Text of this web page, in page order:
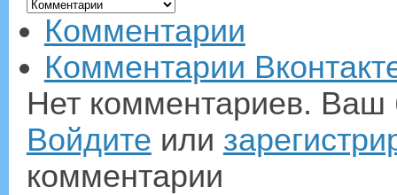
Комментарии
Комментарии
Нет комментариев. Ваш
Войдите или
комментарии